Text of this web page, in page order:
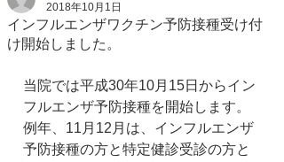
インフルエンザワクチン予防接種受け付
け開始しました。
2018年10月1日
当院では平成30年10月15日からイン
フルエンザ予防接種を開始します。
例年、11月12月は、インフルエンザ
予防接種の方と特定健診受診の方と